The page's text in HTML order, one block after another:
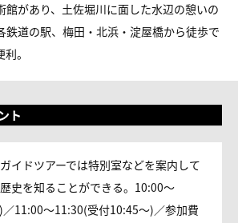
館があり、土佐堀川に面した水辺の憩いの
鉄道の駅、梅田・北浜・淀屋橋から徒歩で
。
ト
イドツアーでは特別室などを案内して
史を知ることができる。10:00～
11:00～11:30(受付10:45～)／参加費